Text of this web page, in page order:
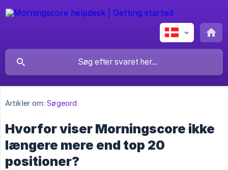
Artikler om: Søgeord
Hvorfor viser Morningscore ikke
længere mere end top 20
positioner?